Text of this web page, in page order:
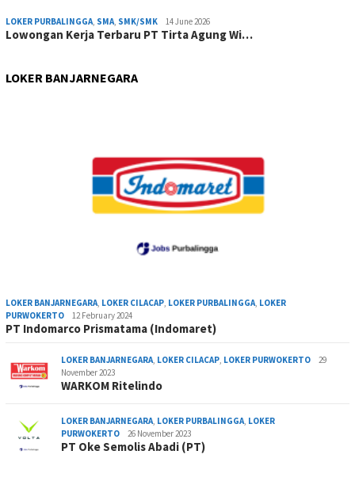
LOKER PURBALINGGA, SMA, SMK/SMK 14 June 2026
Lowongan Kerja Terbaru PT Tirta Agung Wi…
LOKER BANJARNEGARA
LOKER BANJARNEGARA, LOKER CILACAP, LOKER PURBALINGGA, LOKER
PURWOKERTO
12 February 2024
PT Indomarco Prismatama (Indomaret)
LOKER BANJARNEGARA, LOKER CILACAP, LOKER PURWOKERTO
29
November 2023
WARKOM Ritelindo
LOKER BANJARNEGARA, LOKER PURBALINGGA, LOKER
PURWOKERTO
26 November 2023
PT Oke Semolis Abadi (PT)